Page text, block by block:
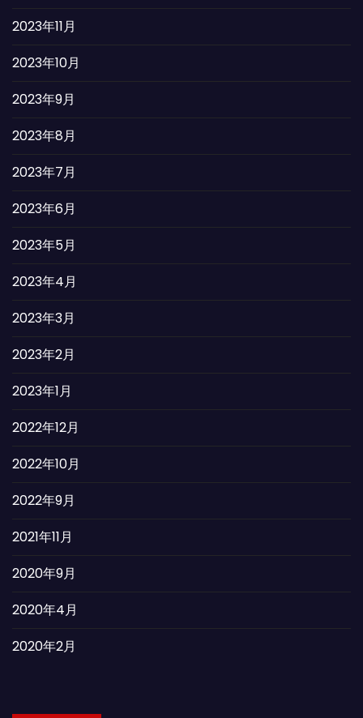
2023年11月
2023年10月
2023年9月
2023年8月
2023年7月
2023年6月
2023年5月
2023年4月
2023年3月
2023年2月
2023年1月
2022年12月
2022年10月
2022年9月
2021年11月
2020年9月
2020年4月
2020年2月